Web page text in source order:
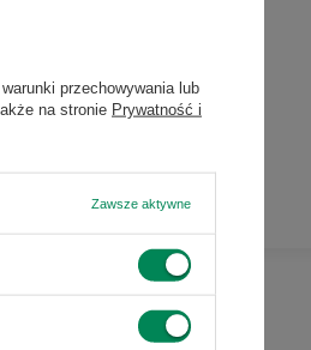
przechowywania lub
na stronie Prywatność i
Zawsze aktywne